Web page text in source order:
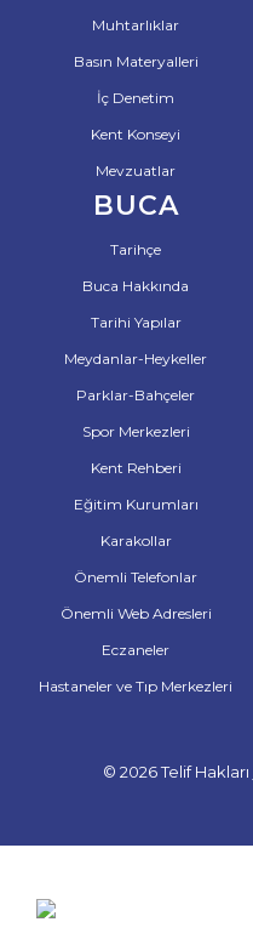
Muhtarlıklar
Basın Materyalleri
İç Denetim
Kent Konseyi
Mevzuatlar
BUCA
Tarihçe
Buca Hakkında
Tarihi Yapılar
Meydanlar-Heykeller
Parklar-Bahçeler
Spor Merkezleri
Kent Rehberi
Eğitim Kurumları
Karakollar
Önemli Telefonlar
Önemli Web Adresleri
Eczaneler
Hastaneler ve Tıp Merkezleri
© 2026 Telif Hakları